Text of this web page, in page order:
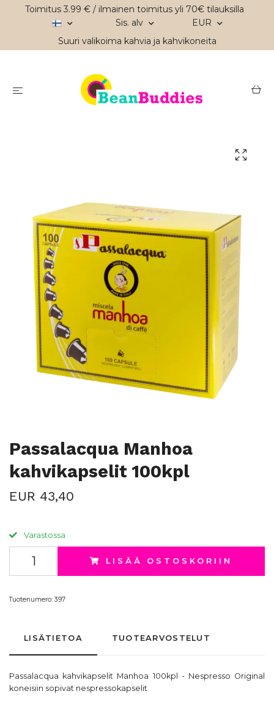
Toimitus 3.99 € / ilmainen toimitus yli 70€ tilauksilla
Sis. alv
EUR
Suuri valikoima kahvia ja kahvikoneita
Passalacqua Manhoa
kahvikapselit 100kpl
EUR 43,40
Varastossa
LISÄÄ OSTOSKORIIN
Tuotenumero: 397
LISÄTIETOA TUOTEARVOSTELUT
Passalacqua kahvikapselit Manhoa 100kpl - Nespresso Original
koneisiin sopivat nespressokapselit